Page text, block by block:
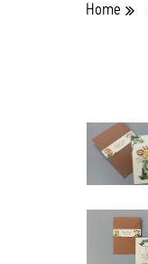
Home